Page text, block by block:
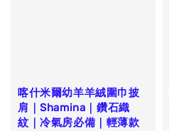
喀什米爾幼羊羊絨圍巾披
肩｜Shamina｜鑽石織
紋｜冷氣房必備｜輕薄款